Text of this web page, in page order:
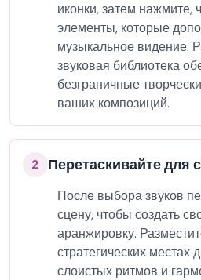
иконки, затем нажмите,
элементы, которые
музыкальное видение.
звуковая библиотека
безграничные
ваших композиций.
2 Перетаскивайте для
После выбора звуков
сцену, чтобы создать
аранжировку.
стратегических местах
слоистых ритмов и